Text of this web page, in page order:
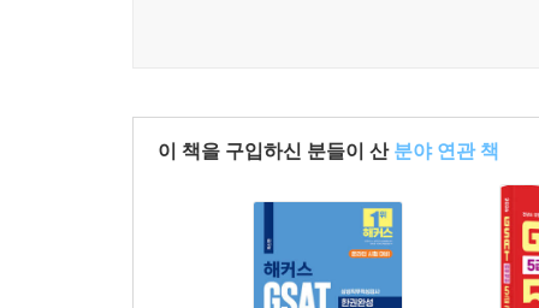
이 책을 구입하신 분들이 산 분야 연관 책